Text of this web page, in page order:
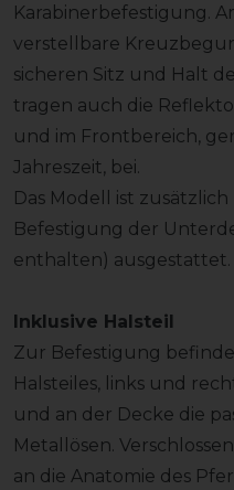
Karabinerbefestigung.
verstellbare
sicheren Sitz und Halt
tragen auch die
und im Frontbereich,
Jahreszeit, bei.
Das Modell ist
Befestigung der
enthalten) ausgestattet.
Inklusive Halsteil
Zur Befestigung
Halsteiles, links und
und an der Decke die
Metallösen.
an die Anatomie des